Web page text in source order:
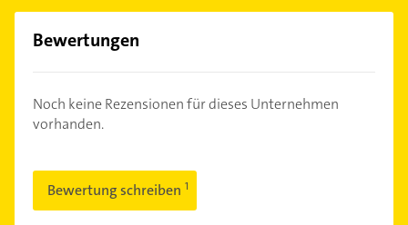
Bewertungen
Noch keine Rezensionen für dieses Unternehmen
vorhanden.
Bewertung schreiben